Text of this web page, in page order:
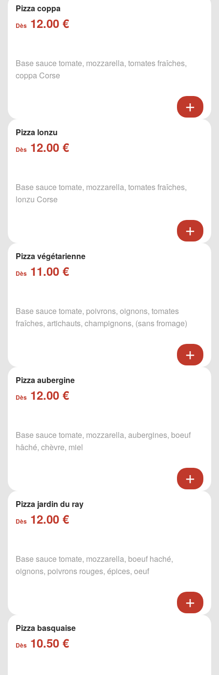
Pizza coppa
Dès 12.00 €
Base sauce tomate, mozzarella, tomates fraîches,
coppa Corse
Pizza lonzu
Dès 12.00 €
Base sauce tomate, mozzarella, tomates fraîches,
lonzu Corse
Pizza végétarienne
Dès 11.00 €
Base sauce tomate, poivrons, oignons, tomates
fraîches, artichauts, champignons, (sans fromage)
Pizza aubergine
Dès 12.00 €
Base sauce tomate, mozzarella, aubergines, boeuf
hâché, chèvre, miel
Pizza jardin du ray
Dès 12.00 €
Base sauce tomate, mozzarella, boeuf haché,
oignons, poivrons rouges, épices, oeuf
Pizza basquaise
Dès 10.50 €